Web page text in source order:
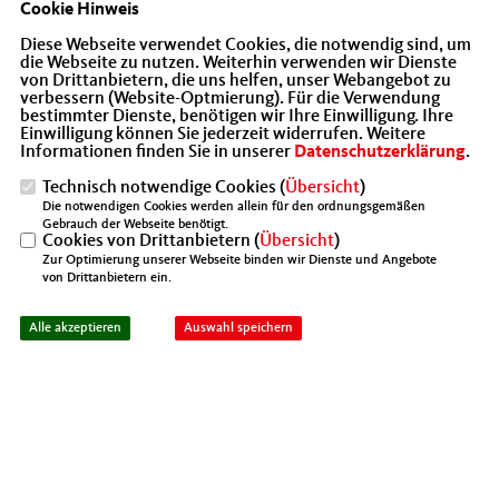
Telefon: 0731/9216521
E-Mail: info@mit-alb-donau-ulm.de
Du willst mitreden? Mitmachen?
Super! Kontaktier uns!
Cookie Hinweis
Diese Webseite verwendet Cookies, die notwendig sind, um
die Webseite zu nutzen. Weiterhin verwenden wir Dienste
von Drittanbietern, die uns helfen, unser Webangebot zu
verbessern (Website-Optmierung). Für die Verwendung
bestimmter Dienste, benötigen wir Ihre Einwilligung. Ihre
Einwilligung können Sie jederzeit widerrufen. Weitere
Informationen finden Sie in unserer Datenschutzerklärung.
Technisch notwendige Cookies (Übersicht)
Die notwendigen Cookies werden allein für den ordnungsgemäßen
Gebrauch der Webseite benötigt.
Cookies von Drittanbietern (Übersicht)
Zur Optimierung unserer Webseite binden wir Dienste und Angebote
von Drittanbietern ein.
Alle akzeptieren Auswahl speichern